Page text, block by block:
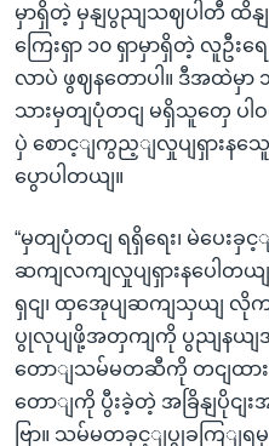
မှာရှိတဲ့ မှနျပွညျသဈပါတီ ထိနျ
ကြေးရှာ ၁၀ ရှာမှာရှိတဲ့ လူဦးရေ
လာပဲ ဖွဈနတောပါ။ ဒီအထဲမှာ
သားမှတျပုံတငျ မရှိသူတှေ ပါ
ပှဲ စောင့ျကွည့ျလှုပျရှားန
ပွောပါတယျ။
“မှတျပုံတငျ ရရှိရေး၊ မဲပေး
ဆကျလကျလှုပျရှားနပေါတယ
ရှငျ၊ ထှအေုပျဆကျသှယျ လိုက
ပွုလုပျဖို့အတှကျကို ပွညျနယျ
တောျသမ်မတဆီကို တငျထား
တောျကို ပွီးခဲ့တဲ့ အခြိနျပိုငျး
ဗြာ။ သမ်မတခှင့ျပွုခကြျ